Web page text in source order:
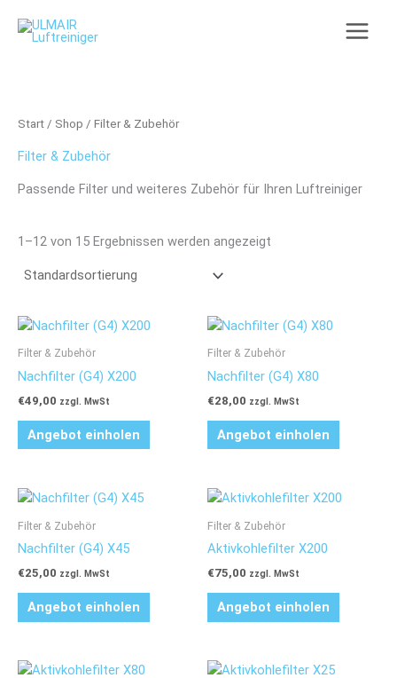
Inhalt
Start / Shop / Filter & Zubehör
Filter & Zubehör
Passende Filter und weiteres Zubehör für Ihren Luftreiniger
1–12 von 15 Ergebnissen werden angezeigt
Filter & Zubehör
Nachfilter (G4) X200
€49,00 zzgl. MwSt
Angebot einholen
Filter & Zubehör
Nachfilter (G4) X80
€28,00 zzgl. MwSt
Angebot einholen
Filter & Zubehör
Nachfilter (G4) X45
€25,00 zzgl. MwSt
Angebot einholen
Filter & Zubehör
Aktivkohlefilter X200
€75,00 zzgl. MwSt
Angebot einholen